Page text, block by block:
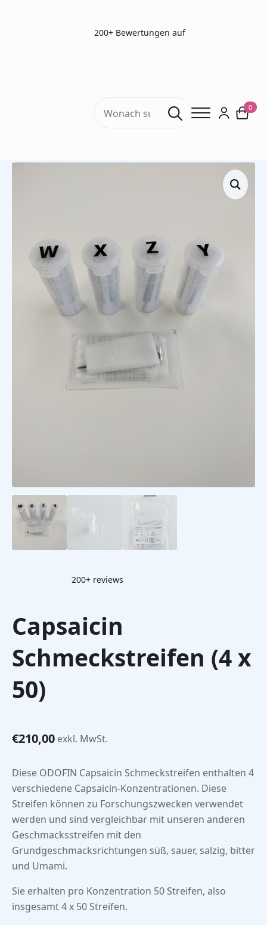
200+ Bewertungen auf
Search
for:
0
200+ reviews
Capsaicin
Schmeckstreifen (4 x
50)
€210,00 exkl. MwSt.
Diese ODOFIN Capsaicin Schmeckstreifen enthalten 4
verschiedene Capsaicin-Konzentrationen. Diese
Streifen können zu Forschungszwecken verwendet
werden und sind vergleichbar mit unseren anderen
Geschmacksstreifen mit den
Grundgeschmacksrichtungen süß, sauer, salzig, bitter
und Umami.
Sie erhalten pro Konzentration 50 Streifen, also
insgesamt 4 x 50 Streifen.